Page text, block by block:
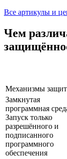
Все артикулы и
Чем
Механизмы
Замкнутая
программная
Запуск только
разрешённого и
подписанного
программного
обеспечения